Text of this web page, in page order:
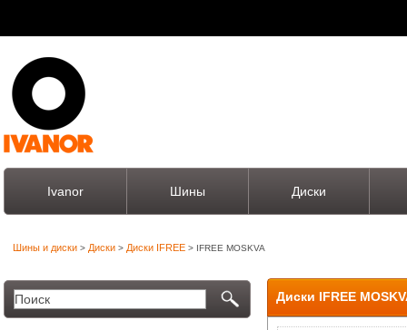
Ivanor Шины Диски
Шины и диски > Диски > Диски IFREE > IFREE MOSKVA
Диски IFREE